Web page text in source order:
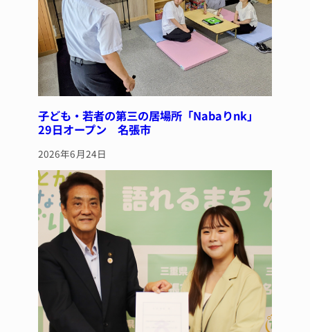
子ども・若者の第三の居場所「Nabaりnk」
29日オープン 名張市
2026年6月24日